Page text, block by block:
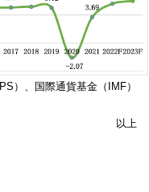
）、国際通貨基金（IMF）
以上